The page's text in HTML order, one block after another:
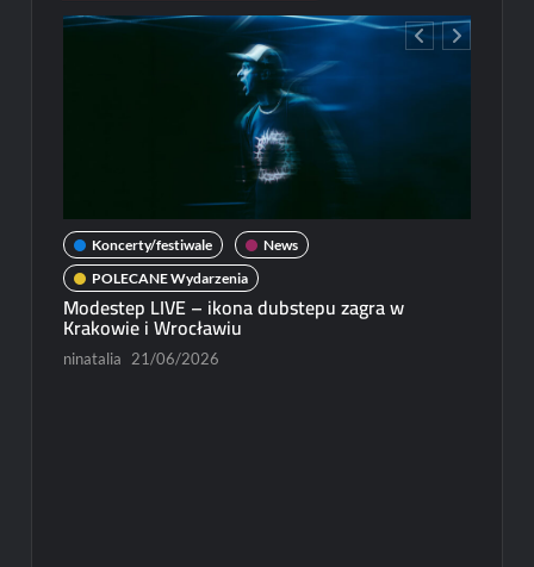
i
plakat
filmu
Koncerty/festiwale
News
POLECANE Wydarzenia
Modestep LIVE – ikona dubstepu zagra w
Krakowie i Wrocławiu
ninatalia 21/06/2026